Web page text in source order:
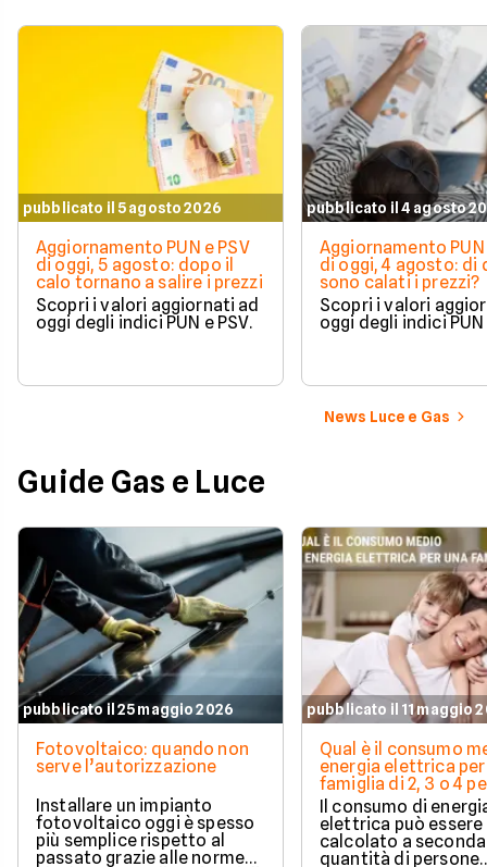
pubblicato il 5 agosto 2026
Aggiornamento PUN e PSV
di oggi, 5 agosto: dopo il
calo tornano a salire i prezzi
Scopri i valori aggiornati ad
oggi degli indici PUN e PSV.
pubblicato il 4 agosto
Aggiornamento PUN
di oggi, 4 agosto: di
sono calati i prezzi?
Scopri i valori
oggi degli indici PUN
News Luce e Gas
Guide Gas e Luce
pubblicato il 25 maggio 2026
Fotovoltaico: quando non
serve l’autorizzazione
Installare un impianto
fotovoltaico oggi è spesso
più semplice rispetto al
passato grazie alle norme
pubblicato il 11 maggio
Qual è il consumo
energia elettrica per
famiglia di 2, 3 o 4
Il consumo di
elettrica può essere
calcolato a
quantità di persone